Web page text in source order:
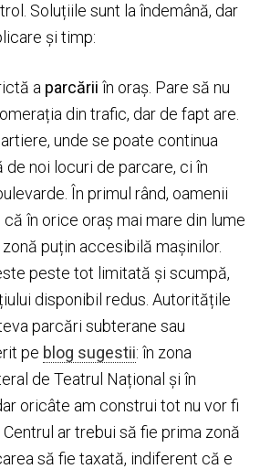
Soluțiile sunt la îndemână, dar
și timp:
a parcării în oraș. Pare să nu
din trafic, dar de fapt are.
unde se poate continua
noi locuri de parcare, ci în
În primul rând, oamenii
în orice oraș mai mare din lume
puțin accesibilă mașinilor.
peste tot limitată și scumpă,
disponibil redus. Autoritățile
parcări subterane sau
pe blog sugestii: în zona
de Teatrul Național și în
oricâte am construi tot nu vor fi
ar trebui să fie prima zonă
să fie taxată, indiferent că e